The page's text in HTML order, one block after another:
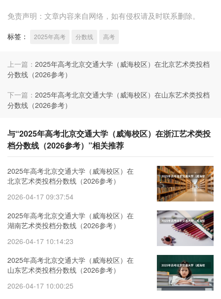
免责声明：文章内容来自网络，如有侵权请及时联系删除。
标签： 2025年高考 分数线 高考
上一篇： 2025年高考北京交通大学（威海校区）在北京艺术类投档
分数线（2026参考）
下一篇： 2025年高考北京交通大学（威海校区）在山东艺术类投档
分数线（2026参考）
与“2025年高考北京交通大学（威海校区）在浙江艺术类投
档分数线（2026参考）”相关推荐
2025年高考北京交通大学（威海校区）在
北京艺术类投档分数线（2026参考）
2026-04-17 09:37:54
2025年高考北京交通大学（威海校区）在
湖南艺术类投档分数线（2026参考）
2026-04-17 10:14:23
2025年高考北京交通大学（威海校区）在
山东艺术类投档分数线（2026参考）
2026-04-17 10:00:25